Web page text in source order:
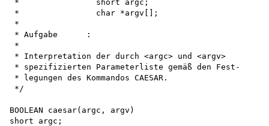
*                short argc;
*                char *argv[];
*
* Aufgabe      :
*
* Interpretation der durch <argc> und <argv>
* spezifizierten Parameterliste gemäß den Fest-
* legungen des Kommandos CAESAR.
*/
BOOLEAN caesar(argc, argv)
short argc;